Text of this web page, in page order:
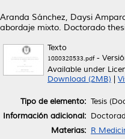
Aranda Sánchez, Daysi
abordaje mixto. Doctorado
Texto
1080328533.pdf-
Available under
Download (2MB)
Tipo de elemento: Tesis
Información adicional:
Materias: R